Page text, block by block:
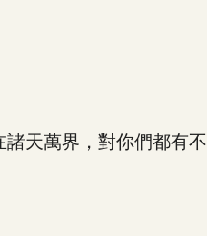
天萬界，對你們都有